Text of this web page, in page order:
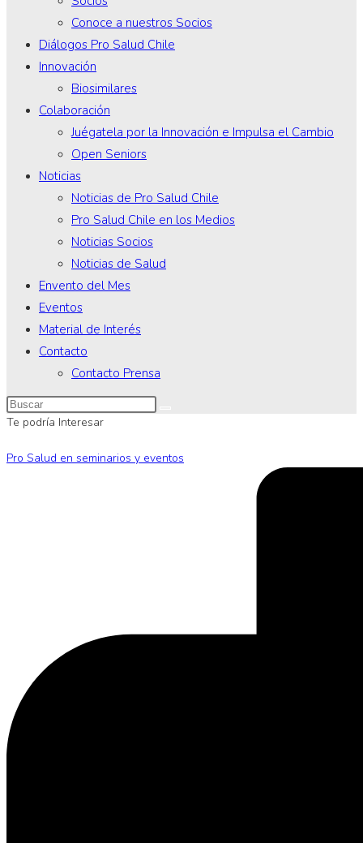
Conoce a nuestros Socios
Diálogos Pro Salud Chile
Innovación
Biosimilares
Colaboración
Juégatela por la Innovación e Impulsa el Cambio
Open Seniors
Noticias
Noticias de Pro Salud Chile
Pro Salud Chile en los Medios
Noticias Socios
Noticias de Salud
Envento del Mes
Eventos
Material de Interés
Contacto
Contacto Prensa
Te podría Interesar
Pro Salud en seminarios y eventos